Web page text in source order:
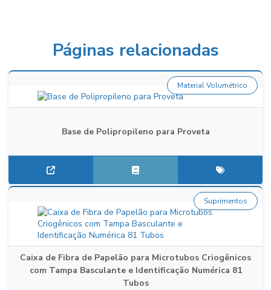
Páginas relacionadas
Base de Polipropileno para Proveta
Material Volumétrico
Caixa de Fibra de Papelão para Microtubos Criogênicos
com Tampa Basculante e Identificação Numérica 81
Tubos
Suprimentos